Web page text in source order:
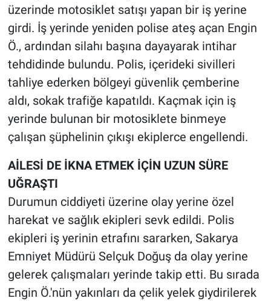
üzerinde motosiklet satışı yapan bir iş yerine
girdi. İş yerinde yeniden polise ateş açan Engin
Ö., ardından silahı başına dayayarak intihar
tehdidinde bulundu. Polis, içerideki sivilleri
tahliye ederken bölgeyi güvenlik çemberine
aldı, sokak trafiğe kapatıldı. Kaçmak için iş
yerinde bulunan bir motosiklete binmeye
çalışan şüphelinin çıkışı ekiplerce engellendi.
AİLESİ DE İKNA ETMEK İÇİN UZUN SÜRE
UĞRAŞTI
Durumun ciddiyeti üzerine olay yerine özel
harekat ve sağlık ekipleri sevk edildi. Polis
ekipleri iş yerinin etrafını sararken, Sakarya
Emniyet Müdürü Selçuk Doğuş da olay yerine
gelerek çalışmaları yerinde takip etti. Bu sırada
Engin Ö.'nün yakınları da çelik yelek giydirilerek
Ne demişti
Nedir
Popüler
Programlar
Sağlık
Spor
Teknoloji
Türkiye'nin Geleceği
Türkiye'nin Gündemi
Yerel Gündem